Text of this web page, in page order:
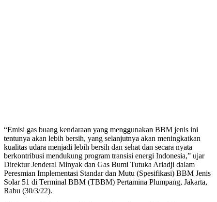
“Emisi gas buang kendaraan yang menggunakan BBM jenis ini
tentunya akan lebih bersih, yang selanjutnya akan meningkatkan
kualitas udara menjadi lebih bersih dan sehat dan secara nyata
berkontribusi mendukung program transisi energi Indonesia,” ujar
Direktur Jenderal Minyak dan Gas Bumi Tutuka Ariadji dalam
Peresmian Implementasi Standar dan Mutu (Spesifikasi) BBM Jenis
Solar 51 di Terminal BBM (TBBM) Pertamina Plumpang, Jakarta,
Rabu (30/3/22).